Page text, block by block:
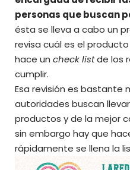
personas que buscan
ésta se lleva a cabo un
revisa cuál es el
hace un check listde los
cumplir.
Esa revisión es bastante
autoridades buscan
productos y de la mejor
sin embargo hay que
rápidamente se llena la